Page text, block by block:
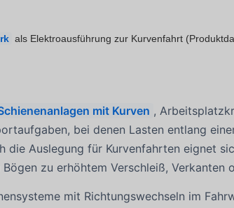
als Elektroausführung zur Kurvenfahrt
mit Kurven ,
bei denen Lasten entlang
die Auslegung für Kurvenfahrten eignet
zu erhöhtem Verschleiß, Verkanten
mit Richtungswechseln im